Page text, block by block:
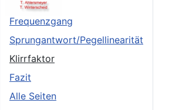
TSP
Frequenzgang
Sprungantwort/Pegellinearität
Klirrfaktor
Fazit
Alle Seiten